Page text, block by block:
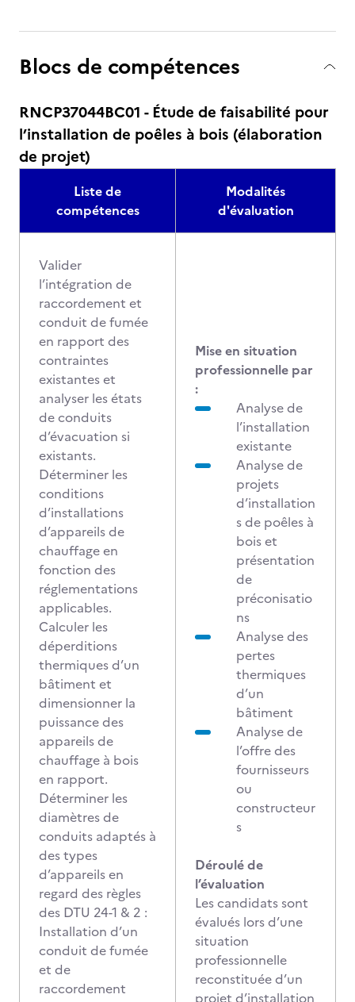
Blocs de compétences
RNCP37044BC01 - Étude de faisabilité pour
l’installation de poêles à bois (élaboration
de projet)
Liste de
compétences
Modalités
d'évaluation
Valider
l’intégration de
raccordement et
conduit de fumée
en rapport des
contraintes
existantes et
analyser les états
de conduits
d’évacuation si
existants.
Déterminer les
conditions
d’installations
d’appareils de
chauffage en
fonction des
réglementations
applicables.
Calculer les
déperditions
thermiques d’un
bâtiment et
dimensionner la
puissance des
appareils de
chauffage à bois
en rapport.
Déterminer les
diamètres de
conduits adaptés à
des types
d’appareils en
regard des règles
des DTU 24-1 & 2 :
Installation d’un
conduit de fumée
et de
raccordement
Mise en situation
professionnelle par
:
Analyse de
l’installation
existante
Analyse de
projets
d’installation
s de poêles à
bois et
présentation
de
préconisatio
ns
Analyse des
pertes
thermiques
d’un
bâtiment
Analyse de
l’offre des
fournisseurs
ou
constructeur
s
Déroulé de
l’évaluation
Les candidats sont
évalués lors d’une
situation
professionnelle
reconstituée d’un
projet d’installation